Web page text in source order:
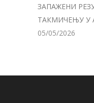
ЗАПАЖЕНИ
ТАКМИЧЕЊУ У
05/05/2026